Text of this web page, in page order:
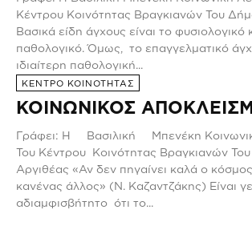
Κέντρου Κοινότητας Βραγκιανών Του
Βασικά είδη άγχους είναι το φυσιολογικό
παθολογικό. Όμως, το επαγγελματικό
ιδιαίτερη παθολογική...
ΚΕΝΤΡΟ ΚΟΙΝΟΤΗΤΑΣ
ΚΟΙΝΩΝΙΚΟΣ
Γράφει: H Βασιλική Μπενέκη
Του Κέντρου Κοινότητας Βραγκιανών
Αργιθέας «Αν δεν πηγαίνει καλά ο
κανένας άλλος» (Ν. Καζαντζάκης) Είναι
αδιαμφισβήτητο ότι το...